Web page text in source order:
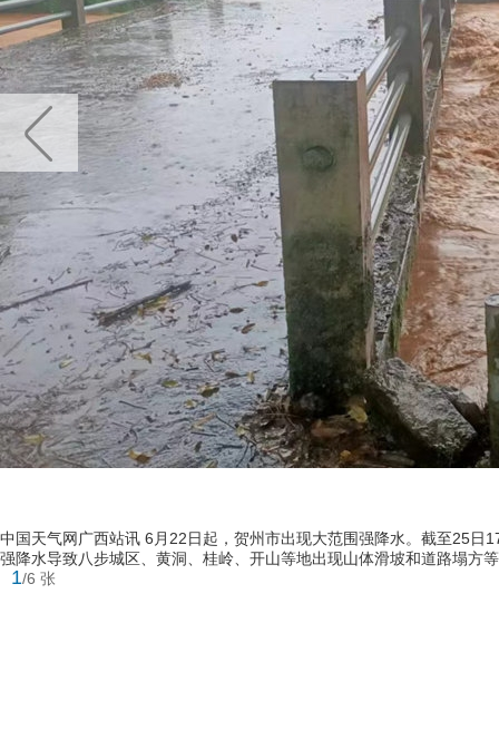
1/6 张
中国天气网广西站讯 6月22日起，贺州市出现大范围强降水。截至25
强降水导致八步城区、黄洞、桂岭、开山等地出现山体滑坡和道路塌方